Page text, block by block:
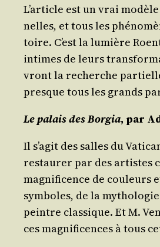
L’ar­ticle est un vrai
nelles, et tous les
toire. C’est la lumière
intimes de leurs
vront la recherche
presque tous les grands
Le palais des Bor­gia, par
Il s’a­git des salles du
res­tau­rer par des artistes
magni­fi­cence de cou­leurs
sym­boles, de la
peintre clas­sique. Et M.
ces magni­fi­cences à tous